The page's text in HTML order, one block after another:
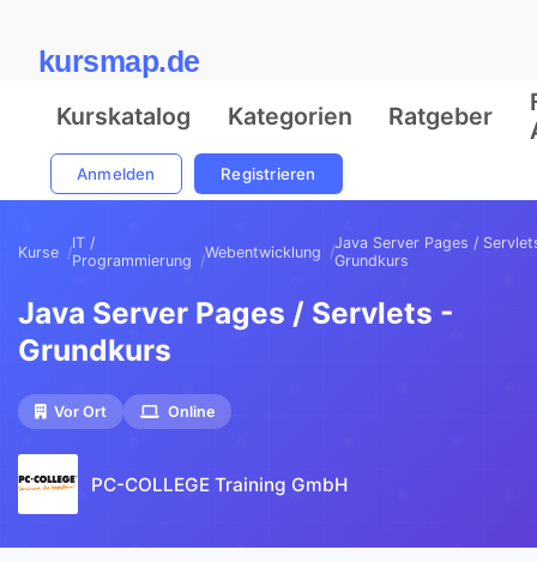
kursmap.de
Kurskatalog Kategorien Ratgeber
Anmelden Registrieren
Kurse
IT /
Programmierung
Webentwicklung
Java Server Pages /
Grundkurs
Java Server Pages / Servlets -
Grundkurs
Vor Ort Online
PC-COLLEGE Training GmbH